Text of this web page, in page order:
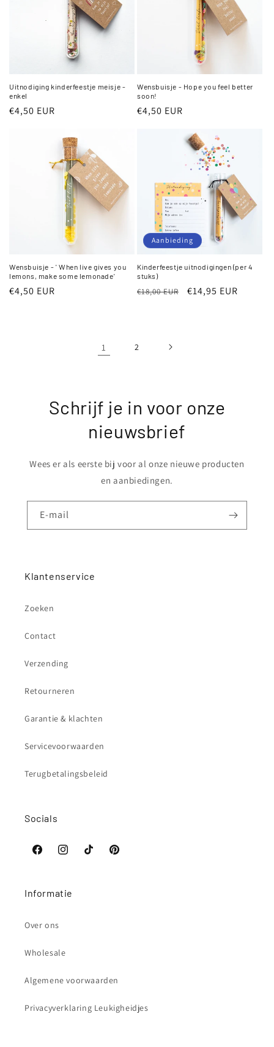
Uitnodiging kinderfeestje meisje -
enkel
Normale
€4,50 EUR
Wensbuisje - Hope you feel better
soon!
Normale
€4,50 EUR
Wensbuisje - ' When live gives you
lemons, make some lemonade'
Normale
€4,50 EUR
Aanbieding
Kinderfeestje uitnodigingen (per 4
stuks)
Normale
€18,00 EUR Aanbiedingsprijs
€14,95 EUR
1 2
Schrijf je in voor onze
nieuwsbrief
Wees er als eerste bij voor al onze nieuwe producten
en aanbiedingen.
E‑mail
Klantenservice
Zoeken
Contact
Verzending
Retourneren
Garantie & klachten
Servicevoorwaarden
Terugbetalingsbeleid
Socials
FacebookInstagramTikTok Pinterest
Informatie
Over ons
Wholesale
Algemene voorwaarden
Privacyverklaring Leukigheidjes